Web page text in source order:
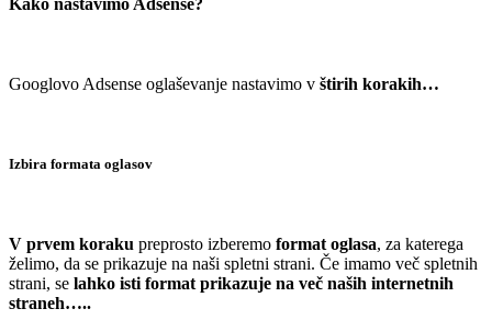
Googlovo Adsense oglaševanje nastavimo v štirih korakih…
Izbira formata oglasov
V prvem koraku preprosto izberemo format oglasa, za katerega
želimo, da se prikazuje na naši spletni strani. Če imamo več spletnih
strani, se lahko isti format prikazuje na več naših internetnih
straneh…..